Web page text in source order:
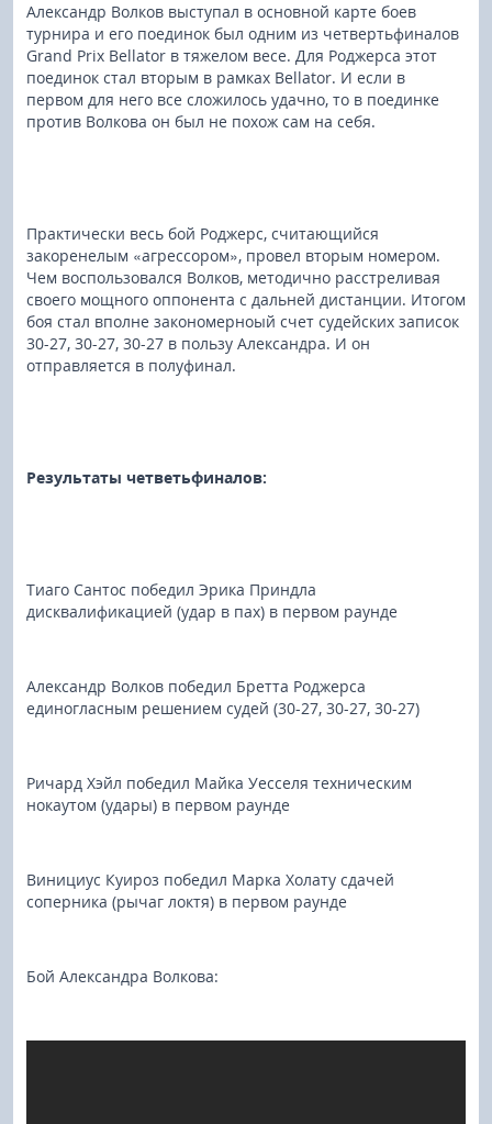
Александр Волков выступал в основной карте боев
турнира и его поединок был одним из четвертьфиналов
Grand Prix Bellator в тяжелом весе. Для Роджерса этот
поединок стал вторым в рамках Bellator. И если в
первом для него все сложилось удачно, то в поединке
против Волкова он был не похож сам на себя.
Практически весь бой Роджерс, считающийся
закоренелым «агрессором», провел вторым номером.
Чем воспользовался Волков, методично расстреливая
своего мощного оппонента с дальней дистанции. Итогом
боя стал вполне закономерноый счет судейских записок
30-27, 30-27, 30-27 в пользу Александра. И он
отправляется в полуфинал.
Результаты четветьфиналов:
Тиаго Сантос победил Эрика Приндла
дисквалификацией (удар в пах) в первом раунде
Александр Волков победил Бретта Роджерса
единогласным решением судей (30-27, 30-27, 30-27)
Ричард Хэйл победил Майка Уесселя техническим
нокаутом (удары) в первом раунде
Винициус Куироз победил Марка Холату сдачей
соперника (рычаг локтя) в первом раунде
Бой Александра Волкова: